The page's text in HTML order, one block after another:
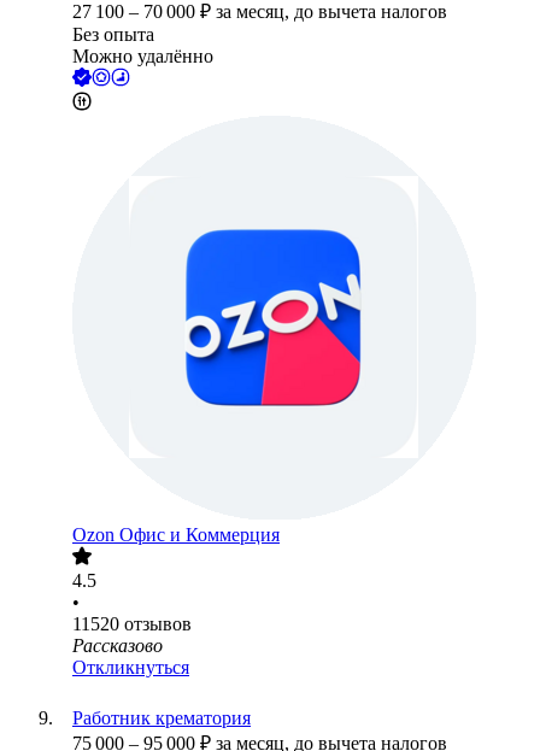
27 100 – 70 000 ₽ за месяц, до вычета налогов
Без опыта
Можно удалённо
Ozon Офис и Коммерция
4.5
•
11520 отзывов
Рассказово
Откликнуться
Работник крематория
75 000 – 95 000 ₽ за месяц, до вычета налогов